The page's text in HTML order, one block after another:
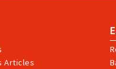
Articles